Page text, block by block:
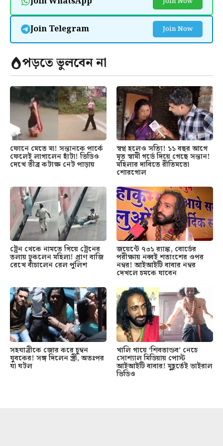
Join Telegram Join Now
পড়তে ভুলবেন না
ফোনে মেতে মা! সন্তানকে পার্কে
ফেলেই লাগালেন হাঁটা! ভিডিও
দেখে তীব্র কটাক্ষ নেট পাড়ায়
স্বপ্ন হলেও সত্যি! ১১ বছর আগে
মৃত স্বামী গর্ভে দিয়ে গেছে সন্তান!
মহিলার দাবিতে রীতিমতো
শোরগোল
ট্রেন থেকে নামতে গিয়ে ট্রেনের
তলায় ঢুকলেন মহিলা! প্রাণ বাজি
রেখে বাঁচালেন রেল পুলিশ
জয়েন্টে ৭৩১ র‍্যাঙ্ক, বোর্ডের
পরীক্ষায় নব্বই শতাংশের ওপর
নম্বর! আইআইটি বাবার নম্বর
দেখলে চমকে যাবেন
সহযাত্রীকে জোর করে চুম্বন
যুবকের! সঙ্গ দিলেন স্ত্রী, অতঃপর
যা ঘটল
খালি গায়ে ‘শিবতান্ডব’ নেচে
সোশ্যাল মিডিয়ায় পোস্ট
আইআইটি বাবার! মুহূর্তেই ভাইরাল
ভিডিও